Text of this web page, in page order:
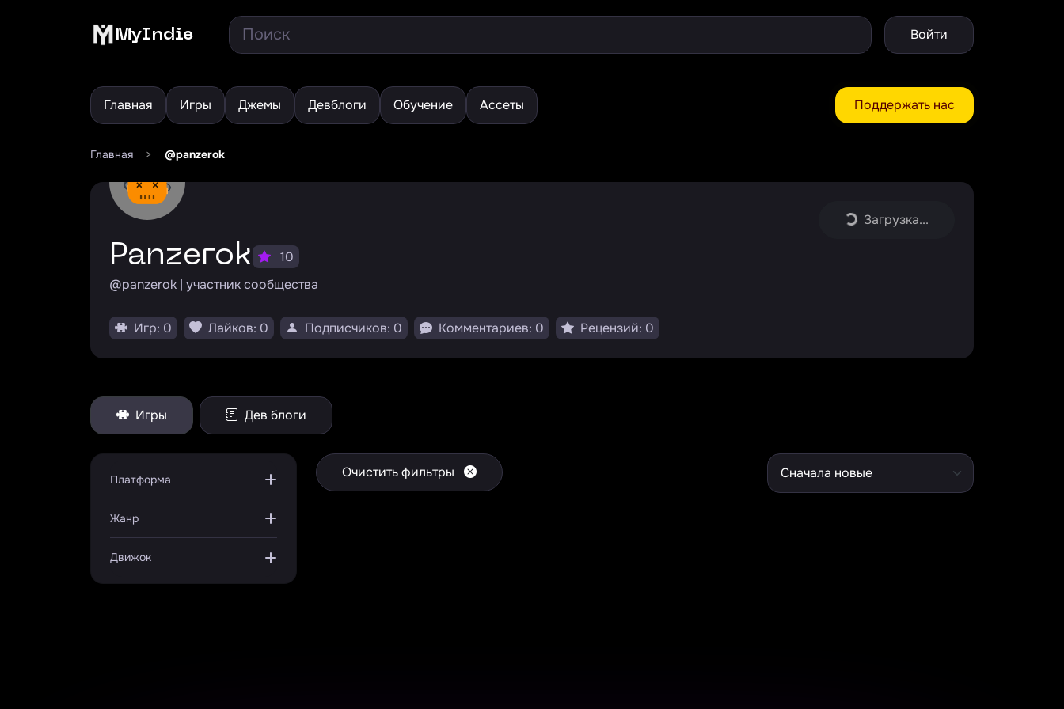
MyIndie Войти
Главная Игры Джемы Девблоги Обучение Ассеты Поддержать нас
Главная > @panzerok
Загрузка...
Panzerok
10
@panzerok | участник сообщества
Игр: 0 Лайков: 0 Подписчиков: 0 Комментариев: 0 Рецензий: 0
Игры Дев блоги
Платформа
Жанр
Движок
Очистить фильтры